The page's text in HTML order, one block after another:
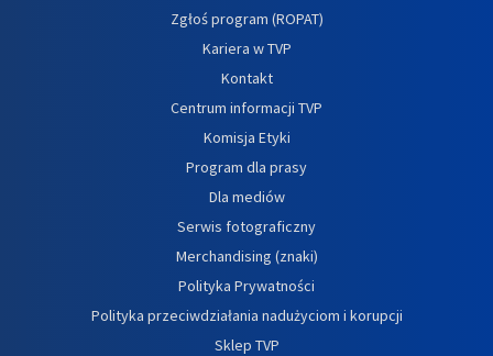
Zgłoś program (ROPAT)
Kariera w TVP
Kontakt
Centrum informacji TVP
Komisja Etyki
Program dla prasy
Dla mediów
Serwis fotograficzny
Merchandising (znaki)
Polityka Prywatności
Polityka przeciwdziałania nadużyciom i korupcji
Sklep TVP